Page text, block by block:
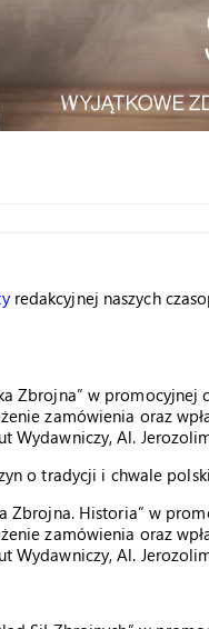
redakcyjnej naszych
Zbrojna” w promocyjnej
zamówienia oraz
Wydawniczy, Al.
o tradycji i chwale
Zbrojna. Historia” w
zamówienia oraz
Wydawniczy, Al.